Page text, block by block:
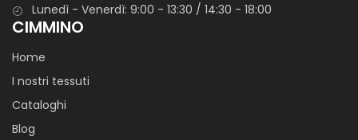
Lunedì - Venerdì: 9:00 - 13:30 / 14:30 - 18:00
CIMMINO
Home
I nostri tessuti
Cataloghi
Blog